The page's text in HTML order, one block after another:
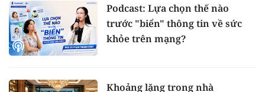
Podcast: Lựa chọn thế nào
trước "biển" thông tin về sức
khỏe trên mạng?
Khoảng lặng trong nhà